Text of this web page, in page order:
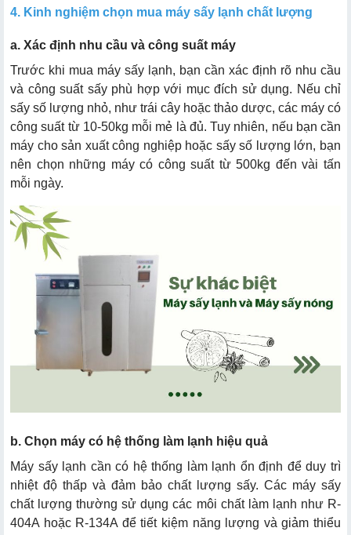
4. Kinh nghiệm chọn mua máy sấy lạnh chất lượng
a. Xác định nhu cầu và công suất máy
Trước khi mua máy sấy lạnh, bạn cần xác định rõ nhu cầu
và công suất sấy phù hợp với mục đích sử dụng. Nếu chỉ
sấy số lượng nhỏ, như trái cây hoặc thảo dược, các máy có
công suất từ 10-50kg mỗi mẻ là đủ. Tuy nhiên, nếu bạn cần
máy cho sản xuất công nghiệp hoặc sấy số lượng lớn, bạn
nên chọn những máy có công suất từ 500kg đến vài tấn
mỗi ngày.
b. Chọn máy có hệ thống làm lạnh hiệu quả
Máy sấy lạnh cần có hệ thống làm lạnh ổn định để duy trì
nhiệt độ thấp và đảm bảo chất lượng sấy. Các máy sấy
chất lượng thường sử dụng các môi chất làm lạnh như R-
404A hoặc R-134A để tiết kiệm năng lượng và giảm thiểu